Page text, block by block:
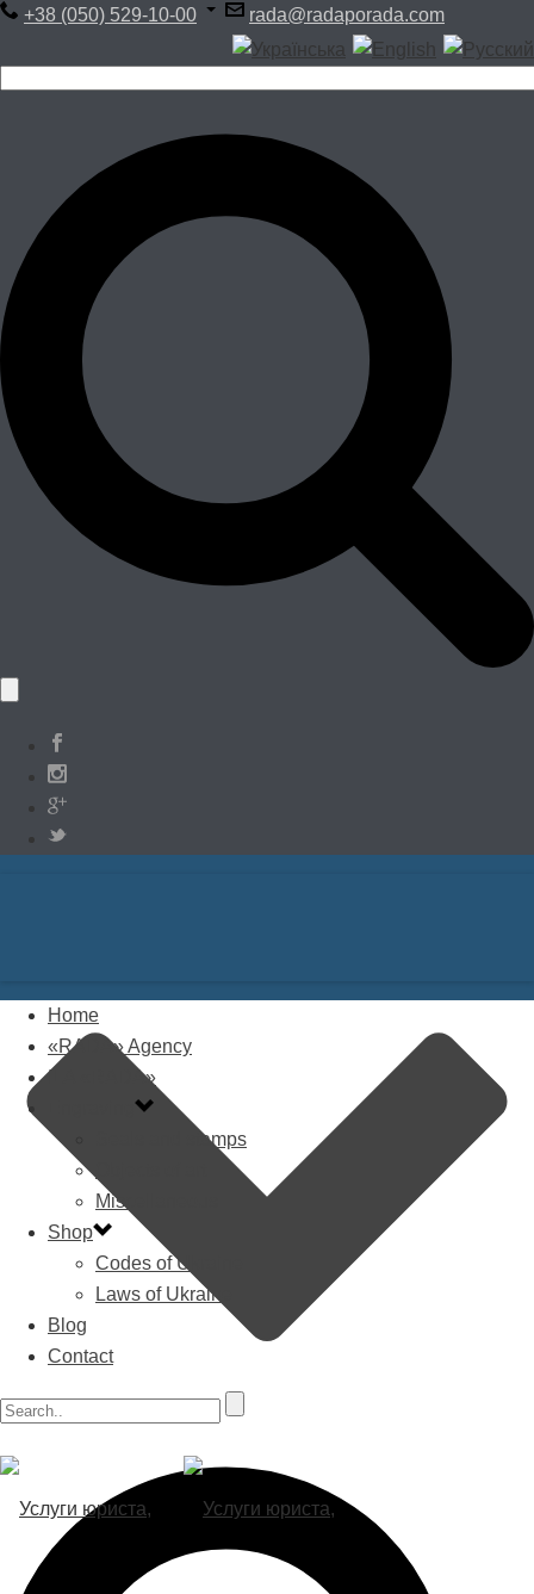
+38 (050) 529-10-00 rada@radaporada.com
Home
«RADA» Agency
ILA «RADA»
Seals and stamps
Miscellaneous
Shop
Codes of Ukraine
Laws of Ukraine
Blog
Contact